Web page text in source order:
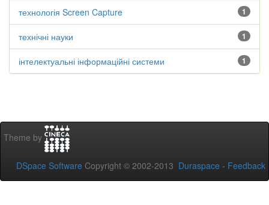
1
технологія Screen Capture
1
технічні науки
1
інтелектуальні інформаційні системи
Theme by
DSpace Software Copyright © 2002-2013 Duraspace - Feedback